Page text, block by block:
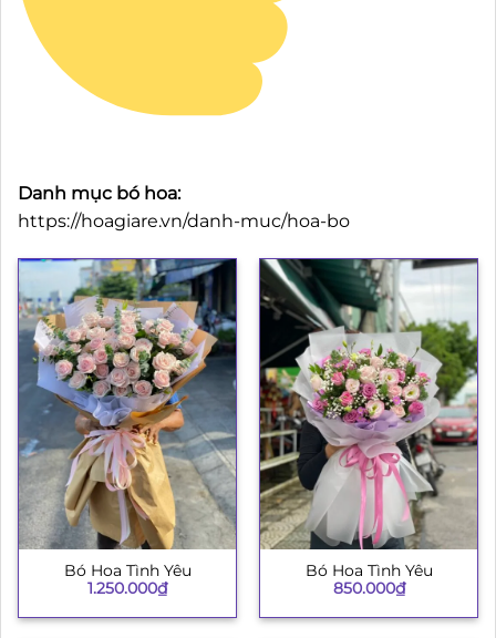
Danh mục bó hoa:
https://hoagiare.vn/danh-muc/hoa-bo
Bó Hoa Tình Yêu
1.250.000₫
Bó Hoa Tình Yêu
850.000₫